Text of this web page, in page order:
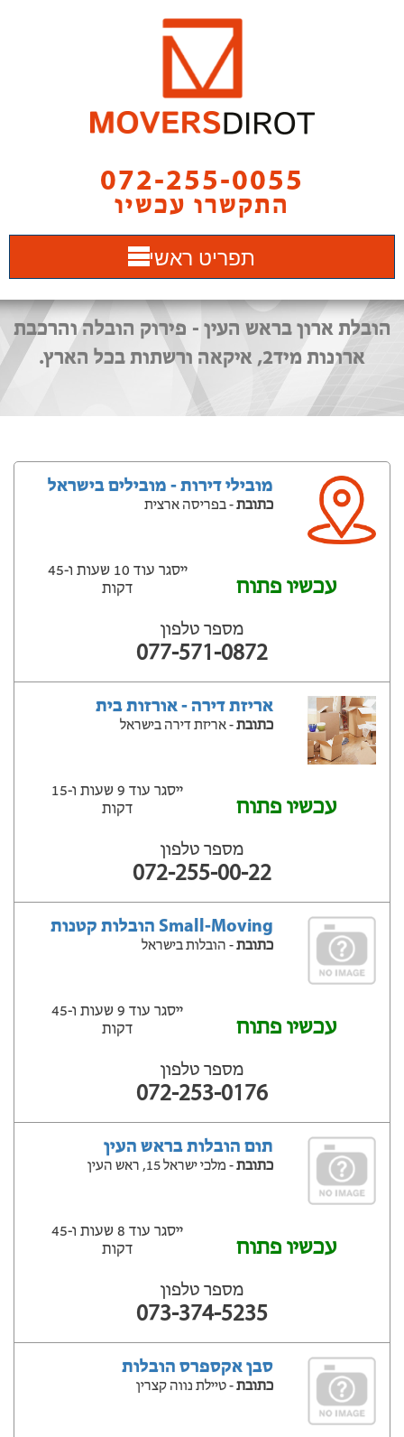
072-255-0055
התקשרו עכשיו
תפריט ראשי
הובלת ארון בראש העין - פירוק הובלה והרכבת
ארונות מיד2, איקאה ורשתות בכל הארץ.
מובילי דירות - מובילים בישראל
כתובת- בפריסה ארצית
עכשיו פתוח
ייסגר עוד 10 שעות ‫ו-45
דקות
מספר טלפון
077-571-0872
אריזת דירה - אורזות בית
כתובת- אריזת דירה בישראל
עכשיו פתוח
ייסגר עוד 9 שעות ‫ו-15
דקות
מספר טלפון
072-255-00-22
Small-Moving הובלות קטנות
כתובת- הובלות בישראל
עכשיו פתוח
ייסגר עוד 9 שעות ‫ו-45
דקות
מספר טלפון
072-253-0176
תום הובלות בראש העין
כתובת- מלכי ישראל 15, ראש העין
עכשיו פתוח
ייסגר עוד 8 שעות ‫ו-45
דקות
מספר טלפון
073-374-5235
סבן אקספרס הובלות
כתובת- טיילת נווה קצרין